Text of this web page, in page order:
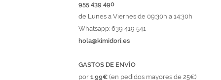
955 439 490
de Lunes a Viernes de 09:30h a 14:30h
Whatsapp: 639 419 541
hola@kimidori.es
GASTOS DE ENVÍO
por1,99€(en pedidos mayores de 25€)